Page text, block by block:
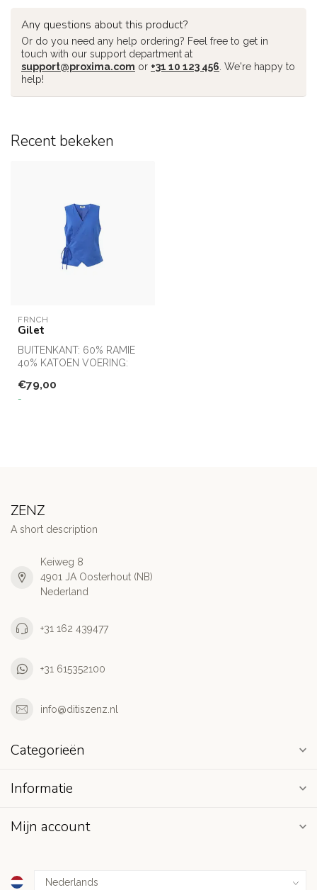
Any questions about this product?
Or do you need any help ordering? Feel free to get in
touch with our support department at
support@proxima.com or +31 10 123 456 . We're happy to
help!
Recent bekeken
FRNCH
Gilet
BUITENKANT: 60% RAMIE
40% KATOEN VOERING:
€79,00
-
ZENZ
A short description
Keiweg 8
4901 JA Oosterhout (NB)
Nederland
+31 162 439477
+31 615352100
info@ditiszenz.nl
Categorieën
Informatie
Mijn account